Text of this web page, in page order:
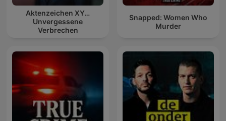
Aktenzeichen XY…
Unvergessene
Verbrechen
Snapped: Women Who
Murder